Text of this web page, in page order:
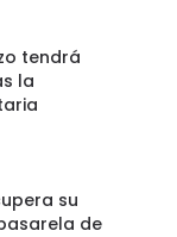
tendrá
la
su
de